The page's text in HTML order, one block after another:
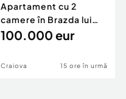
Apartament cu 2
camere în Brazda lui
Novac
100.000 eur
Craiova 15 ore în urmă